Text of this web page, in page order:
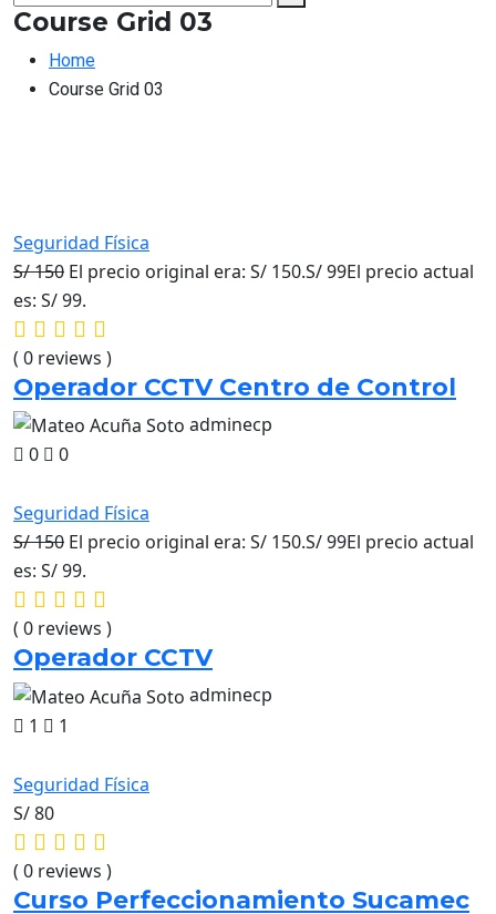
Course Grid 03
Home
Course Grid 03
Seguridad Física
S/ 150 El precio original era: S/ 150.S/ 99El precio actual
es: S/ 99.
( 0 reviews )
Operador CCTV Centro de Control
adminecp
0
0
Seguridad Física
S/ 150 El precio original era: S/ 150.S/ 99El precio actual
es: S/ 99.
( 0 reviews )
Operador CCTV
adminecp
1
1
Seguridad Física
S/ 80
( 0 reviews )
Curso Perfeccionamiento Sucamec